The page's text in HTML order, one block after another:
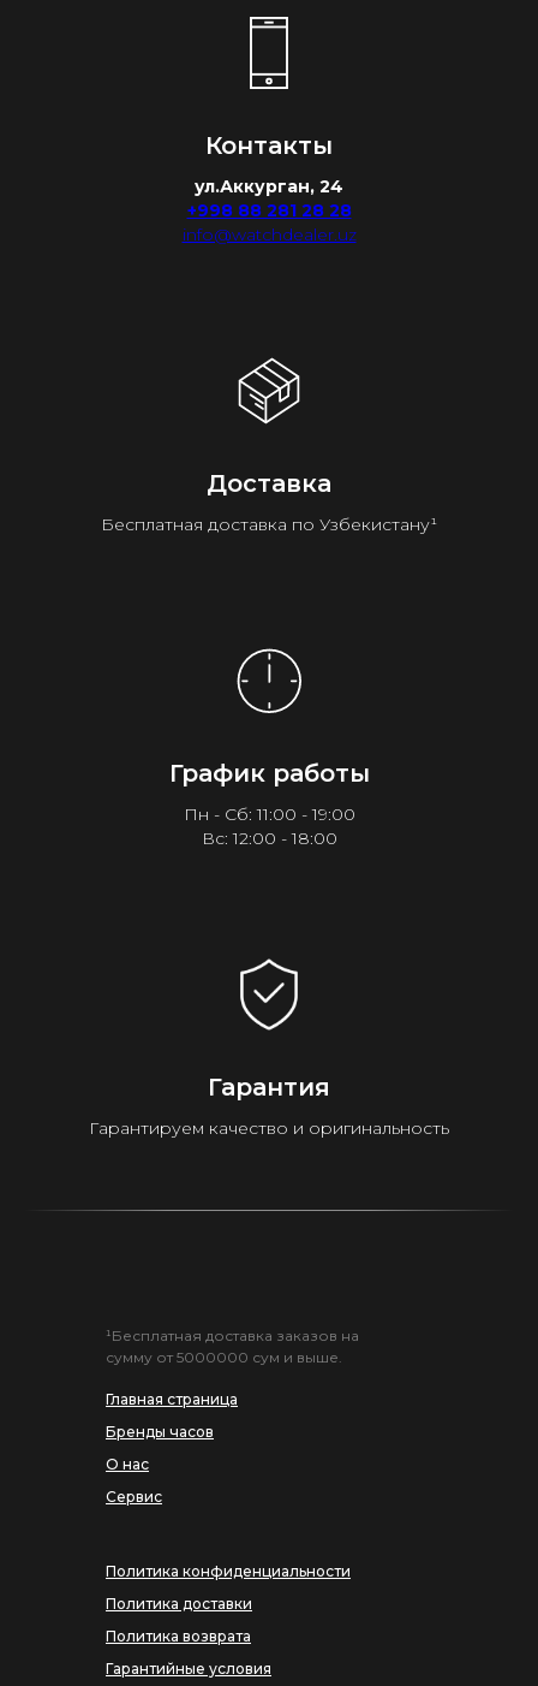
Контакты
ул.Аккурган, 24
+998 88 281 28 28
info@watchdealer.uz
Доставка
Бесплатная доставка по Узбекистану¹
График работы
Пн - Сб: 11:00 - 19:00
Вс: 12:00 - 18:00
Гарантия
Гарантируем качество и оригинальность
Главная страница
Бренды часов
О нас
Сервис
¹Бесплатная доставка заказов на
сумму от 5000000 сум и выше.
Политика конфиденциальности
Политика доставки
Политика возврата
Гарантийные условия